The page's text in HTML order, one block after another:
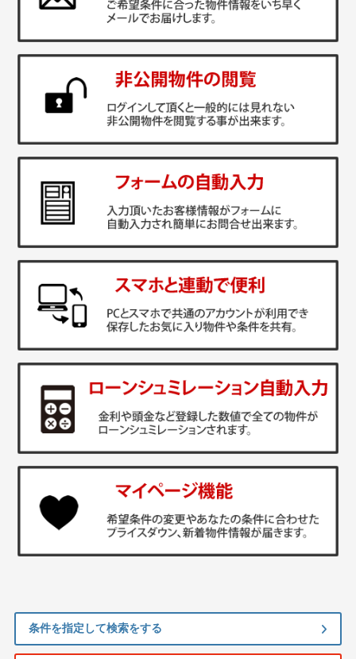
条件を指定して検索をする